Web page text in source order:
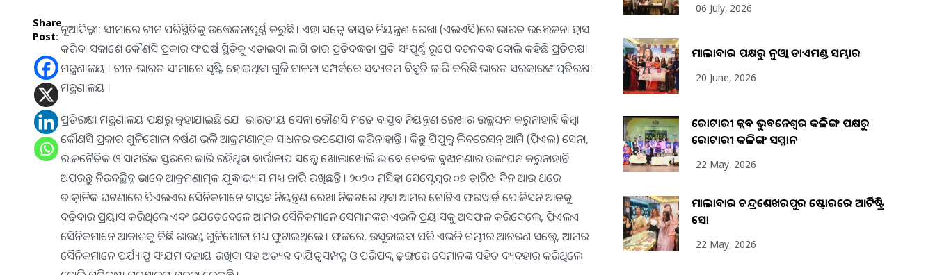
Share
Post:
ନୂଆଦିଲ୍ଲୀ: ସୀମାରେ ଚୀନ ପରିସ୍ଥିତିକୁ ଉତ୍ତେଜନାପୂର୍ଣ୍ଣ କରୁଛି । ଏହା ସତ୍ବେ ବାସ୍ତବ ନିୟନ୍ତ୍ରଣ ରେଖା (ଏଲଏସି)ରେ ଭାରତ ଉତ୍ତେଜନା ହ୍ରାସ
କରିବା ସକାଶେ କୌଣସି ପ୍ରକାର ସଂଘର୍ଷ ସ୍ଥିତିକୁ ଏଡାଇବା ଲାଗି ତାର ପ୍ରତିବଦ୍ଧତା ପ୍ରତି ସଂପୂର୍ଣ୍ଣ ରୂପେ ବଚନବଦ୍ଧ ବୋଲି କହିଛି ପ୍ରତିରକ୍ଷା
ମନ୍ତ୍ରଣାଳୟ । ଚୀନ-ଭାରତ ସୀମାରେ ସୃଷ୍ଟି ହୋଇଥିବା ଗୁଳି ଚାଳନା ସମ୍ପର୍କରେ ସଦ୍ୟତମ ବିବୃତି ଜାରି କରିଛି ଭାରତ ସରକାରଙ୍କ ପ୍ରତିରକ୍ଷା
ମନ୍ତ୍ରଣାଳୟ ।
ପ୍ରତିରକ୍ଷା ମନ୍ତ୍ରଣାଳୟ ପକ୍ଷରୁ କୁହାଯାଇଛି ଯେ ଭାରତୀୟ ସେନା କୌଣସି ମତେ ବାସ୍ତବ ନିୟନ୍ତ୍ରଣ ରେଖାର ଉଲ୍ଲଙ୍ଘନ କରୁନାହାନ୍ତି କିମ୍ବା
କୌଣସି ପ୍ରକାର ଗୁଳିଗୋଳା ବର୍ଷଣ ଭଳି ଆକ୍ରମଣାତ୍ମକ ସାଧନର ଉପଯୋଗ କରିନାହାନ୍ତି । କିନ୍ତୁ ପିପୁଲ୍ସ ଲିବରେସନ୍ ଆର୍ମି (ପିଏଲ) ସେନା,
ରାଜନୈତିକ ଓ ସାମରିକ ସ୍ତରରେ ଜାରି ରହିଥିବା ବାର୍ତ୍ତାଳାପ ସତ୍ତ୍ୱେ ଖୋଲାଖୋଲି ଭାବେ କେବଳ ବୁଝାମଣାର ଉଲଂଘନ କରୁନାହାନ୍ତି
ଅପରନ୍ତୁ ନିରବଚ୍ଛିନ୍ନ ଭାବେ ଆକ୍ରମଣାତ୍ମକ ଯୁଦ୍ଧାଭ୍ୟାସ ମଧ୍ୟ ଜାରି ରଖିଛନ୍ତି । ୨୦୨୦ ମସିହା ସେପ୍ଟେମ୍ବର ୦୭ ତାରିଖ ଦିନ ଆଉ ଥରେ
ତାତ୍କାଳିକ ଘଟଣାରେ ପିଏଲଏର ସୈନିକମାନେ ବାସ୍ତବ ନିୟନ୍ତ୍ରଣ ରେଖା ନିକଟରେ ଥିବା ଆମର ଗୋଟିଏ ଫରୱାର୍ଡ଼ ପୋଜିସନ ଆଡକୁ
ବଢ଼ିବାର ପ୍ରୟାସ କରିଥିଲେ ଏବଂ ଯେତେବେଳେ ଆମର ସୈନିକମାନେ ସେମାନଙ୍କର ଏଭଳି ପ୍ରୟାସକୁ ଅସଫଳ କରିଦେଲେ, ପିଏଲଏ
ସୈନିକମାନେ ଆକାଶକୁ କିଛି ରାଉଣ୍ଡ ଗୁଳିଗୋଳା ମଧ୍ୟ ଫୁଟାଇଥିଲେ । ଫଳରେ, ଉସୁକାଇବା ପରି ଏଭଳି ଗମ୍ଭୀର ଆଚରଣ ସତ୍ତ୍ୱେ, ଆମର
ସୈନିକମାନେ ପର୍ଯ୍ୟାପ୍ତ ସଂଯମ ବଜାୟ ରଖିବା ସହ ଅତ୍ୟନ୍ତ ଦାୟିତ୍ୱସମ୍ପନ୍ନ ଓ ପରିପକ୍ୱ ଢ଼ଙ୍ଗରେ ସେମାନଙ୍କ ସହିତ ବ୍ୟବହାର କରିଥିଲେ
06 July, 2026
ମାଲାବାର ପକ୍ଷରୁ ନୁଓ୍ବା ଡାଏମଣ୍ଡ ସମ୍ଭାର
20 June, 2026
ରୋଟାରୀ କ୍ଲବ ଭୁବନେଶ୍ୱର କଳିଙ୍ଗ ପକ୍ଷରୁ
ରୋଟାରୀ କଳିଙ୍ଗ ସମ୍ମାନ
22 May, 2026
ମାଲାବାର ଚନ୍ଦ୍ରଶେଖରପୁର ଷ୍ଟୋରରେ ଆର୍ଟିଷ୍ଟ୍ରି
ସୋ
22 May, 2026